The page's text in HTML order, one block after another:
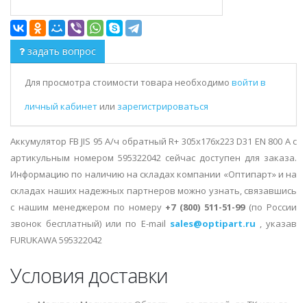
задать вопрос
Для просмотра стоимости товара необходимо войти в
личный кабинет или зарегистрироваться
Аккумулятор FB JIS 95 А/ч обратный R+ 305x176x223 D31 EN 800 А с
артикульным номером 595322042 сейчас доступен для заказа.
Информацию по наличию на складах компании «Оптипарт» и на
складах наших надежных партнеров можно узнать, связавшись
с нашим менеджером по номеру +7 (800) 511-51-99(по России
звонок бесплатный) или по E-mail sales@optipart.ru , указав
FURUKAWA 595322042
Условия доставки